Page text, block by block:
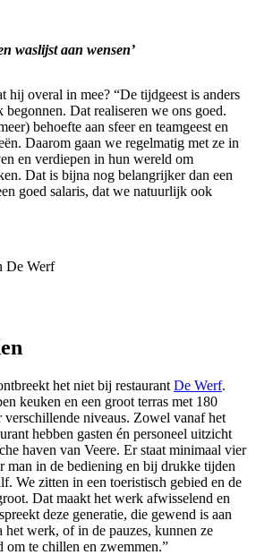
waslijst aan wensen’
hij overal in mee? “De tijdgeest is anders
Dat realiseren we ons goed.
behoefte aan sfeer en teamgeest en
Daarom gaan we regelmatig met ze in
en verdiepen in hun wereld om
Dat is bijna nog belangrijker dan een
goed salaris, dat we natuurlijk ook
het niet bij restaurant De Werf.
keuken en een groot terras met 180
verschillende niveaus. Zowel vanaf het
hebben gasten én personeel uitzicht
haven van Veere. Er staat minimaal vier
man in de bediening en bij drukke tijden
We zitten in een toeristisch gebied en de
Dat maakt het werk afwisselend en
deze generatie, die gewend is aan
het werk, of in de pauzes, kunnen ze
om te chillen en zwemmen.”